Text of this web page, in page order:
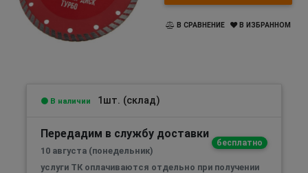
В СРАВНЕНИЕ В ИЗБРАННОМ
В наличии 1шт. (склад)
Передадим в службу доставки
бесплатно
10 августа (понедельник)
услуги ТК оплачиваются отдельно при получении